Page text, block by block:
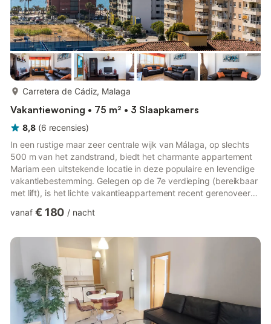
Carretera de Cádiz, Malaga
Vakantiewoning • 75 m² • 3 Slaapkamers
8,8 (6 recensies)
In een rustige maar zeer centrale wijk van Málaga, op slechts
500 m van het zandstrand, biedt het charmante appartement
Mariam een uitstekende locatie in deze populaire en levendige
vakantiebestemming. Gelegen op de 7e verdieping (bereikbaar
met lift), is het lichte vakantieappartement recent gerenoveerd
keuken met vaatwasser, 3 slaapkamers (2 slaapkamers met elk
eenpersoonsbed, en een andere slaapkamer met
tweepersoonsbed) en een badkamer, geschikt voor 4
personen. Het kindvriendelijke ...
vanaf € 180 / nacht